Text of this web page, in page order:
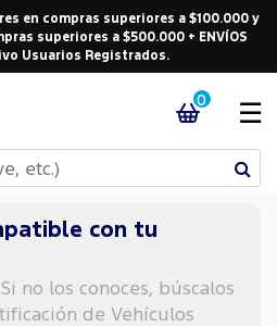
en compras superiores a $100.000 y
superiores a $500.000 + ENVÍOS
Usuarios Registrados.
0 ☰
con tu
no los conoces, búscalos
de Vehículos